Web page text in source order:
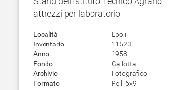
attrezzi per laboratorio
Località
Eboli
Inventario
11523
Anno
1958
Fondo
Gallotta
Archivio
Fotografico
Formato
Pell. 6x9